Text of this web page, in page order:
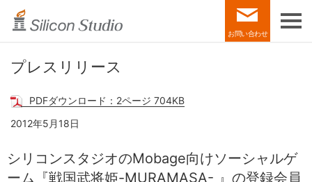
お問い合わせ
プレスリリース
PDFダウンロード：2ページ 704KB
2012年5月18日
シリコンスタジオのMobage向けソーシャルゲ
ーム 『戦国武将姫-MURAMASA- 』の登録会員